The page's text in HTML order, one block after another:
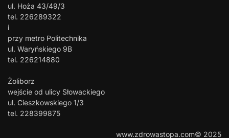
ul. Hoża 43/49/3
tel. 226289322
i
przy metro Politechnika
ul. Waryńskiego 9B
tel. 226214880
Żoliborz
wejście od ulicy Słowackiego
ul. Cieszkowskiego 1/3
tel. 228399875
www.zdrowastopa.com© 2025